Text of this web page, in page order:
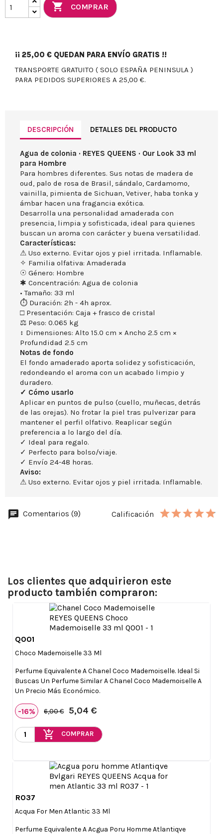
 COMPRAR
¡¡ 25,00 € QUEDAN PARA ENVÍO GRATIS !!
TRANSPORTE GRATUITO ( SOLO ESPAÑA PENINSULA )
PARA PEDIDOS SUPERIORES A 25,00 €.
DESCRIPCIÓN DETALLES DEL PRODUCTO
Agua de colonia · REYES QUEENS · Our Look 33 ml
para Hombre
Para hombres diferentes. Sus notas de madera de
oud, palo de rosa de Brasil, sándalo, Cardamomo,
vainilla, pimienta de Sichuan, Vetiver, haba tonka y
ámbar hacen una fragancia exótica.
Desarrolla una personalidad amaderada con
presencia, limpia y sofisticada, ideal para quienes
buscan un aroma con carácter y buena versatilidad.
Características:
⚠ Uso externo. Evitar ojos y piel irritada. Inflamable.
✧ Familia olfativa: Amaderada
☉ Género: Hombre
✱ Concentración: Agua de colonia
• Tamaño: 33 ml
⏱ Duración: 2h - 4h aprox.
□ Presentación: Caja + frasco de cristal
⚖ Peso: 0.065 kg
↕ Dimensiones: Alto 15.0 cm × Ancho 2.5 cm ×
Profundidad 2.5 cm
Notas de fondo
El fondo amaderado aporta solidez y sofisticación,
redondeando el aroma con un acabado limpio y
duradero.
✓ Cómo usarlo
Aplicar en puntos de pulso (cuello, muñecas, detrás
de las orejas). No frotar la piel tras pulverizar para
mantener el perfil olfativo. Reaplicar según
preferencia a lo largo del día.
✓ Ideal para regalo.
✓ Perfecto para bolso/viaje.
✓ Envío 24-48 horas.
Aviso:
⚠ Uso externo. Evitar ojos y piel irritada. Inflamable.
Comentarios (9) Calificación
Los clientes que adquirieron este
producto también compraron:
Q001
Choco Mademoiselle 33 Ml
Perfume Equivalente A Chanel Coco Mademoiselle. Ideal Si
Buscas Un Perfume Similar A Chanel Coco Mademoiselle A
Un Precio Más Económico.
-16% 6,00 € 5,04 €
add_shopping_cart COMPRAR
R037
Acqua For Men Atlantic 33 Ml
Perfume Equivalente A Acgua Poru Homme Atlantiqve